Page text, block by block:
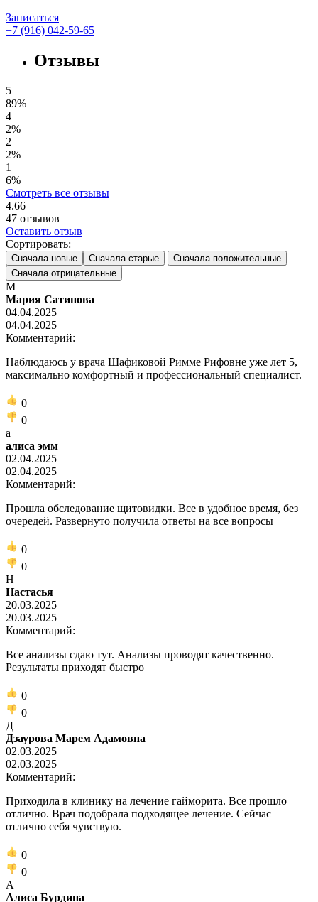
Записаться
+7 (916) 042-59-65
Отзывы
5
89%
4
2%
2
2%
1
6%
Смотреть все отзывы
4.66
47 отзывов
Оставить отзыв
Сортировать:
Сначала новые Сначала старые
Сначала положительные
Сначала отрицательные
М
Мария Сатинова
04.04.2025
04.04.2025
Комментарий:
Наблюдаюсь у врача Шафиковой Римме Рифовне уже лет 5,
максимально комфортный и профессиональный специалист.
0
0
а
алиса эмм
02.04.2025
02.04.2025
Комментарий:
Прошла обследование щитовидки. Все в удобное время, без
очередей. Развернуто получила ответы на все вопросы
0
0
Н
Настасья
20.03.2025
20.03.2025
Комментарий:
Все анализы сдаю тут. Анализы проводят качественно.
Результаты приходят быстро
0
0
Д
Дзаурова Марем Адамовна
02.03.2025
02.03.2025
Комментарий:
Приходила в клинику на лечение гайморита. Все прошло
отлично. Врач подобрала подходящее лечение. Сейчас
отлично себя чувствую.
0
0
А
Алиса Бурдина